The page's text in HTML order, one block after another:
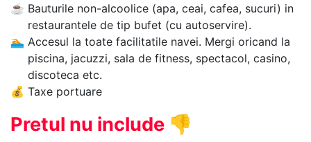
☕ Bauturile non-alcoolice (apa, ceai, cafea, sucuri) in
restaurantele de tip bufet (cu autoservire).
🏊‍ Accesul la toate facilitatile navei. Mergi oricand la
piscina, jacuzzi, sala de fitness, spectacol, casino,
discoteca etc.
💰 Taxe portuare
Pretul nu include 👎